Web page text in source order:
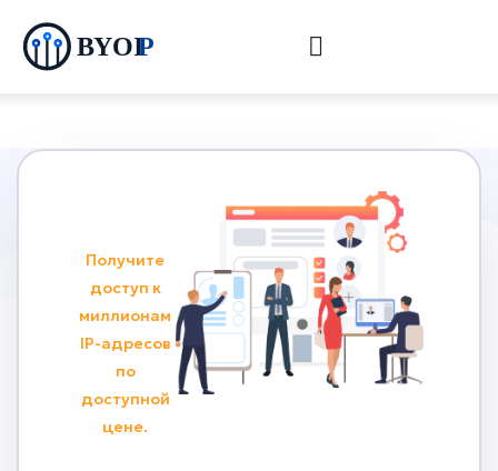
Получите
доступ к
миллионам
IP-адресов
по
доступной
цене.